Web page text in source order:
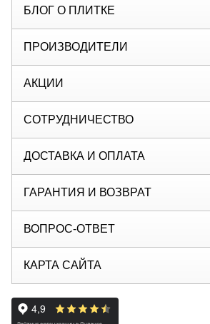
БЛОГ О ПЛИТКЕ
ПРОИЗВОДИТЕЛИ
АКЦИИ
СОТРУДНИЧЕСТВО
ДОСТАВКА И ОПЛАТА
ГАРАНТИЯ И ВОЗВРАТ
ВОПРОС-ОТВЕТ
КАРТА САЙТА